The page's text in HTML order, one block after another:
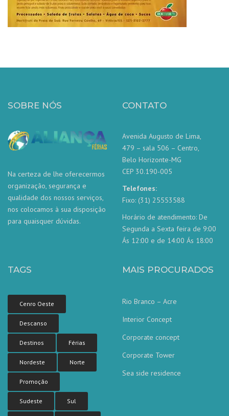
SOBRE NÓS
Na certeza de lhe oferecermos
organização, segurança e
qualidade dos nossos serviços,
nos colocamos à sua disposição
para quaisquer dúvidas.
CONTATO
Avenida Augusto de Lima,
479 – sala 506 – Centro,
Belo Horizonte-MG
CEP 30.190-005
Telefones:
Fixo: (31) 25553588
Horário de atendimento: De
Segunda a Sexta feira de 9:00
Ás 12:00 e de 14:00 Ás 18:00
TAGS
Cenro Oeste
Descanso
Destinos Férias
Nordeste Norte
Promoção
Sudeste Sul
MAIS PROCURADOS
Rio Branco – Acre
Interior Concept
Corporate concept
Corporate Tower
Sea side residence
Nossa equipe de atendimento ao